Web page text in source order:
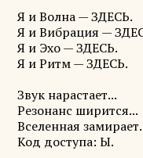
Я и Волна — ЗДЕСЬ.
Я и Вибрация —
Я и Эхо — ЗДЕСЬ.
Я и Ритм — ЗДЕСЬ.
Звук нарастает...
Резонанс ширится...
Вселенная
Код доступа: Ы.